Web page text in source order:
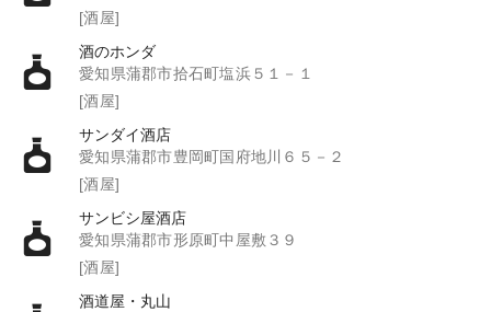
[酒屋]
酒のホンダ
愛知県蒲郡市拾石町塩浜５１－１
[酒屋]
サンダイ酒店
愛知県蒲郡市豊岡町国府地川６５－２
[酒屋]
サンビシ屋酒店
愛知県蒲郡市形原町中屋敷３９
[酒屋]
酒道屋・丸山